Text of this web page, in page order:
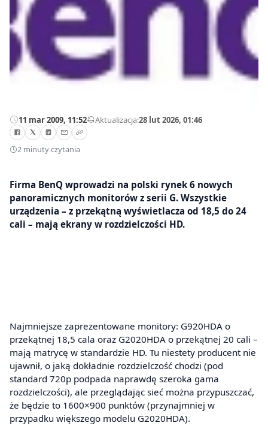
11 mar 2009, 11:52—Aktualizacja:28 lut 2026, 01:46
2 minuty czytania
Firma BenQ wprowadzi na polski rynek 6 nowych
panoramicznych monitorów z serii G. Wszystkie
urządzenia – z przekątną wyświetlacza od 18,5 do 24
cali – mają ekrany w rozdzielczości HD.
Najmniejsze zaprezentowane monitory: G920HDA o
przekątnej 18,5 cala oraz G2020HDA o przekątnej 20 cali –
mają matrycę w standardzie HD. Tu niestety producent nie
ujawnił, o jaką dokładnie rozdzielczość chodzi (pod
standard 720p podpada naprawdę szeroka gama
rozdzielczości), ale przeglądając sieć można przypuszczać,
że będzie to 1600×900 punktów (przynajmniej w
przypadku większego modelu G2020HDA).